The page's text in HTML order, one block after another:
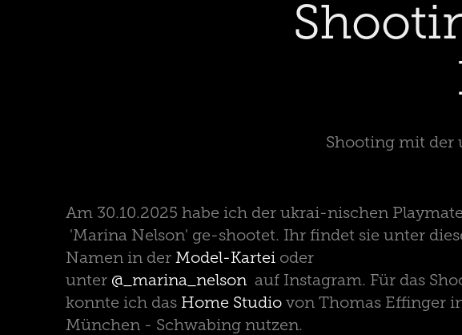
Shooting mit der
Am 30.10.2025 habe ich der ukrai-nischen Playmate
'Marina Nelson' ge-shootet. Ihr findet sie unter
Namen in der Model-Kartei oder
unter @_marina_nelson auf Instagram. Für das
konnte ich das Home Studio von Thomas Effinger
München - Schwabing nutzen.